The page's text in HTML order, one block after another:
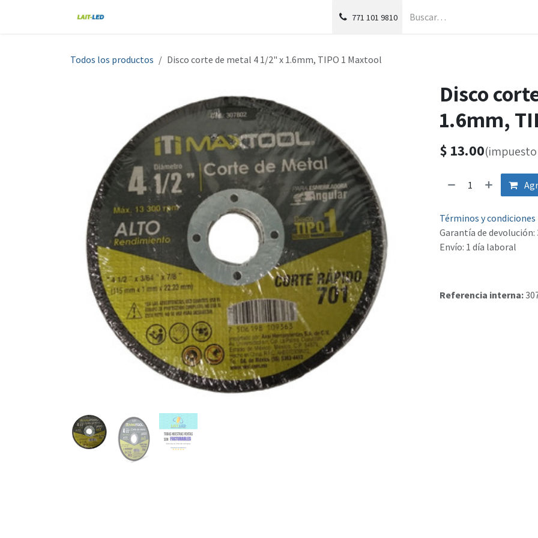
771 101 9810
Todos los productos Disco corte de metal 4 1/2" x 1.6mm, TIPO 1 Maxtool
Disco
1.6mm,
$ 13.00
Términos y condiciones
Garantía de devolución:
Envío: 1 día laboral
Referencia interna: